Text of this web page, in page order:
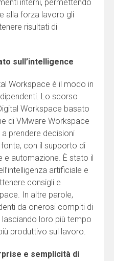
interni, permettendo
alla forza lavoro gli
risultati di
sull’intelligence
Workspace è il modo in
Lo scorso
Workspace basato
di VMware Workspace
a prendere decisioni
fonte, con il supporto di
e automazione. È stato il
artificiale e
consigli e
In altre parole,
da onerosi compiti di
loro più tempo
produttivo sul lavoro.
e semplicità di